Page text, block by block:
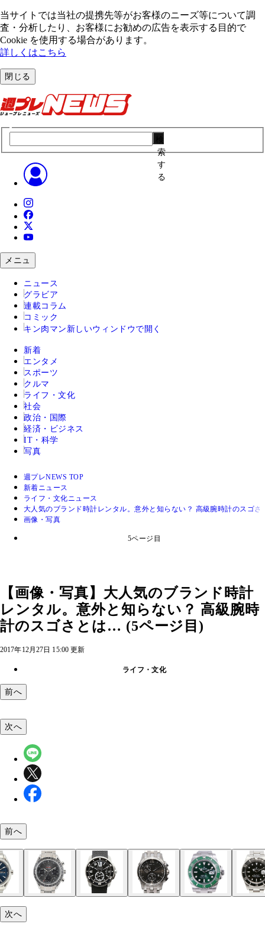
当サイトでは当社の提携先等がお客様のニーズ等について調
査・分析したり、お客様にお勧めの広告を表⽰する⽬的で
Cookie を使⽤する場合があります。
詳しくはこちら
閉じる
索
す
る
メニュ
ニュース
グラビア
連載コラム
コミック
キン肉マン 新しいウィンドウで開く
新着
エンタメ
スポーツ
クルマ
ライフ・文化
社会
政治・国際
経済・ビジネス
IT・科学
写真
週プレNEWS TOP
新着ニュース
ライフ・文化ニュース
大人気のブランド時計レンタル。意外と知らない？ 高級腕時計のスゴ
画像・写真
5ページ目
【画像・写真】大人気のブランド時計
レンタル。意外と知らない？ 高級腕時
計のスゴさとは… (5ページ目)
2017年12月27日 15:00 更新
ライフ・文化
前へ
高級腕時計の魅力とビジネスとデートシーンで試
品質・製造ともに完璧な高級時計。ダントツの人
クローバーラボの小川紀暁さん（左）、有楽町マ
次へ
前へ
次へ